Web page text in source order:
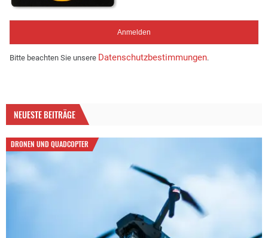
Bitte beachten Sie unsere Datenschutzbestimmungen.
NEUESTE BEITRÄGE
DRONEN UND QUADCOPTER